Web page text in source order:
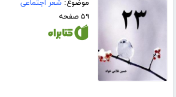
موضوع:شعر اجتماعی
۵۹ صفحه